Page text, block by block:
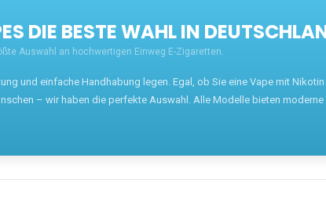
DIE BESTE WAHL IN
Auswahl an hochwertigen Einweg E-Zigaretten.
und einfache Handhabung legen. Egal, ob Sie eine Vape mit
– wir haben die perfekte Auswahl. Alle Modelle bieten